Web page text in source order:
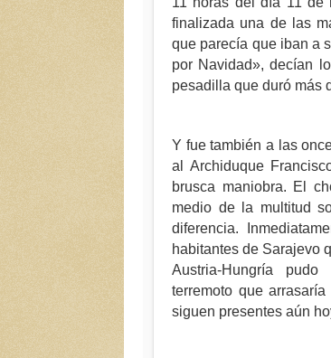
finalizada una de las
que parecía que iban a
por Navidad», decían
pesadilla que duró más
Y fue también a las
al Archiduque
brusca maniobra. El
medio de la multitud
diferencia.
habitantes de Sarajevo
Austria-Hungría
terremoto que
siguen presentes aún